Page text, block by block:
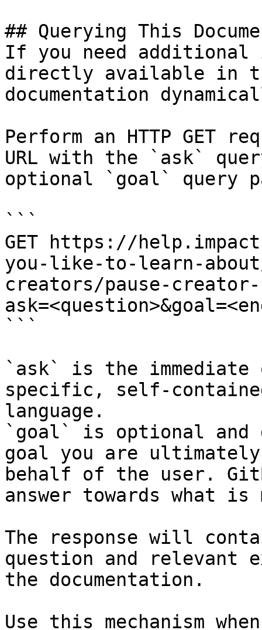
## Querying This
If you need
directly available in
documentation
Perform an HTTP GET
URL with the `ask`
optional `goal` query
```
GET https://
you-like-to-learn-
creators/pause-creator-
```
`ask` is the
specific, self-
language.
`goal` is optional and
goal you are
behalf of the user.
answer towards what
The response will
question and relevant
the documentation.
Use this mechanism